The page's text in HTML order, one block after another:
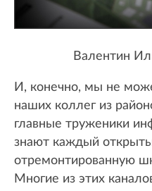
Валентин
И, конечно, мы не
наших коллег из
главные труженики
знают каждый
отремонтированную
Многие из этих